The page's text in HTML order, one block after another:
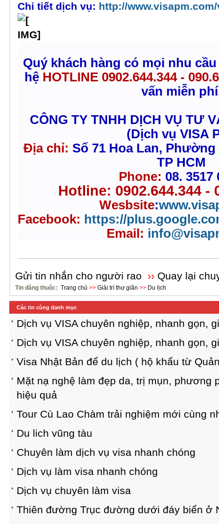
Chi tiết dịch vụ: http://
Quý khách hàng có mọi nhu
hệ HOTLINE 0902.644.344 -
vấn miễn
CÔNG TY TNHH DỊCH VỤ TƯ
(Dịch vụ VISA
Địa chỉ: Số 71 Hoa Lan,
TP HCM
Phone: 08. 3517
Hotline: 0902.644.344 -
Wesbsite:
Facebook: https://
Email:
Gửi tin nhắn cho người rao ›› Quay lại
Tin đăng thuộc: Trang chủ >> Giải trí thư giãn >> Du lịch
Các tin cùng danh mục
Dịch vụ VISA chuyên nghiệp, nhanh gọn,
Dịch vụ VISA chuyên nghiệp, nhanh gọn,
Visa Nhật Bản để du lịch ( hộ khẩu từ
Mặt nạ nghệ làm đẹp da, trị mụn, phương
hiệu quả
Tour Cù Lao Chàm trải nghiệm mới cùng
Du lich vũng tàu
Chuyên làm dịch vụ visa nhanh chóng
Dịch vụ làm visa nhanh chóng
Dịch vụ chuyên làm visa
Thiên đường Trục đường dưới đáy biển ở